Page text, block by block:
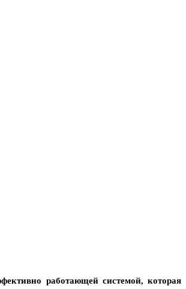
работающей системой, которая